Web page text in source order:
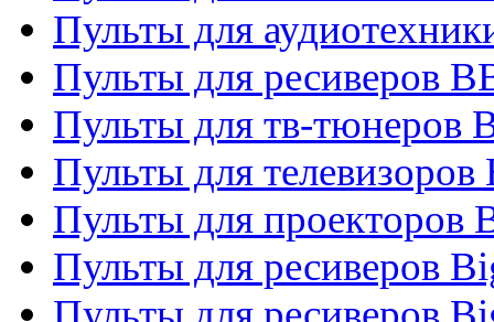
Пульты для
Пульты для ресиверов
Пульты для тв-тюнеров
Пульты для телевизоров
Пульты для проекторов
Пульты для ресиверов